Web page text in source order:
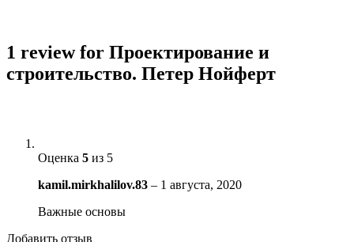
1 review for Проектирование и
строительство. Петер Нойферт
Оценка 5 из 5
kamil.mirkhalilov.83 – 1 августа, 2020
Важные основы
Добавить отзыв